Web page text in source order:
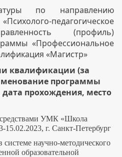
по направлению
педагогическое
(профиль)
«Профессиональное
«Магистр»
квалификации (за
программы
прохождения, место
УМК «Школа
15.02.2023, г. Санкт-Петербург
системе научно-методического
образовательной